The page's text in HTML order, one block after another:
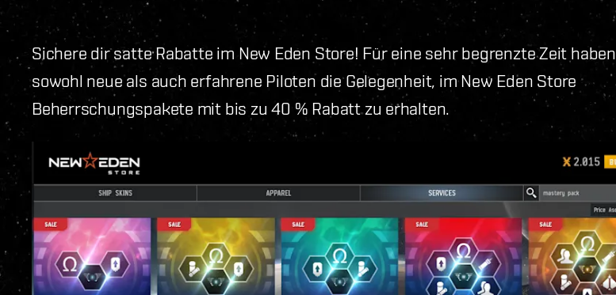
Sichere dir satte Rabatte im New Eden Store! Für eine sehr begrenzte Zeit haben
sowohl neue als auch erfahrene Piloten die Gelegenheit, im New Eden Store
Beherrschungspakete mit bis zu 40 % Rabatt zu erhalten.